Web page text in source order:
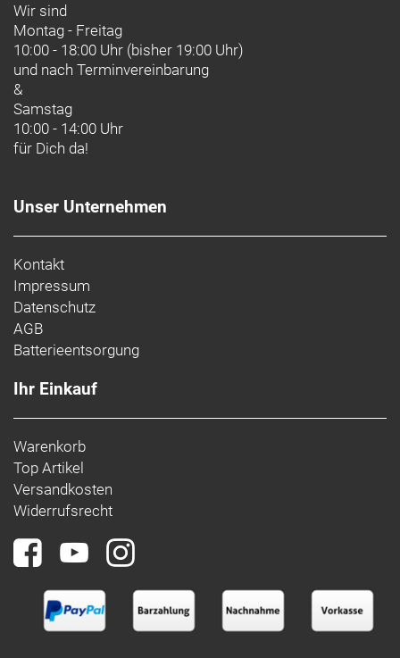
Wir sind
Montag - Freitag
10:00 - 18:00 Uhr (bisher 19:00 Uhr)
und nach Terminvereinbarung
&
Samstag
10:00 - 14:00 Uhr
für Dich da!
Unser Unternehmen
Kontakt
Impressum
Datenschutz
AGB
Batterieentsorgung
Ihr Einkauf
Warenkorb
Top Artikel
Versandkosten
Widerrufsrecht